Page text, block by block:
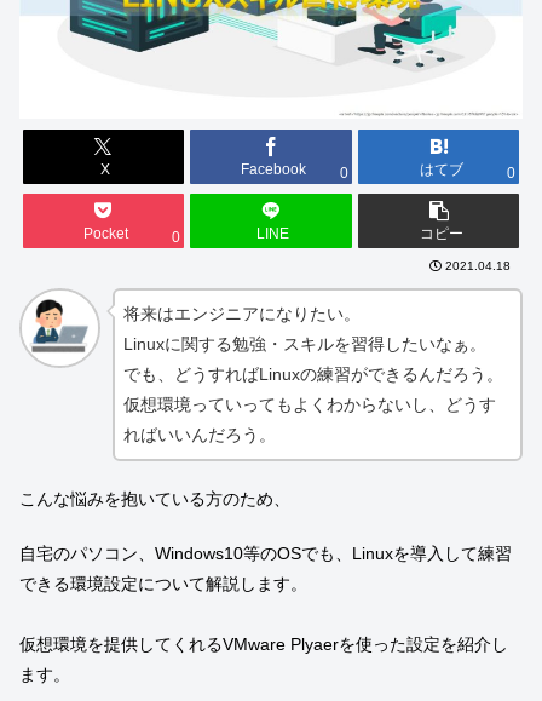
X Facebook 0 はてブ 0
Pocket 0 LINE コピー
2021.04.18
将来はエンジニアになりたい。
Linuxに関する勉強・スキルを習得したいなぁ。
でも、どうすればLinuxの練習ができるんだろう。
仮想環境っていってもよくわからないし、どうす
ればいいんだろう。
こんな悩みを抱いている方のため、
自宅のパソコン、Windows10等のOSでも、Linuxを導入して練習
できる環境設定について解説します。
仮想環境を提供してくれるVMware Plyaerを使った設定を紹介し
ます。